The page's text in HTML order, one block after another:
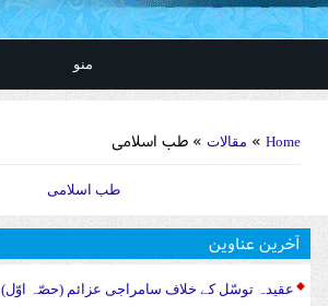
منو
Home
» مقالات » طب اسلامی
طب اسلامی
آخرین عناوین
عقیدہ توسّل کے خلاف سامراجی عزائم (حصّہ اوّل)